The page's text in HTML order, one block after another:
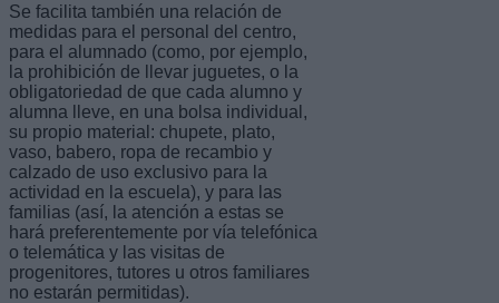
Se facilita también una relación de
medidas para el personal del centro,
para el alumnado (como, por ejemplo,
la prohibición de llevar juguetes, o la
obligatoriedad de que cada alumno y
alumna lleve, en una bolsa individual,
su propio material: chupete, plato,
vaso, babero, ropa de recambio y
calzado de uso exclusivo para la
actividad en la escuela), y para las
familias (así, la atención a estas se
hará preferentemente por vía telefónica
o telemática y las visitas de
progenitores, tutores u otros familiares
no estarán permitidas).